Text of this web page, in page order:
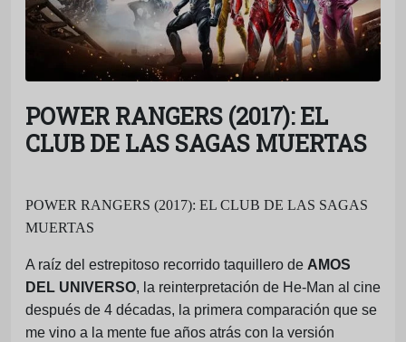
POWER RANGERS (2017): EL
CLUB DE LAS SAGAS MUERTAS
POWER RANGERS (2017): EL CLUB DE LAS SAGAS
MUERTAS
A raíz del estrepitoso recorrido taquillero de AMOS
DEL UNIVERSO, la reinterpretación de He-Man al cine
después de 4 décadas, la primera comparación que se
me vino a la mente fue años atrás con la versión